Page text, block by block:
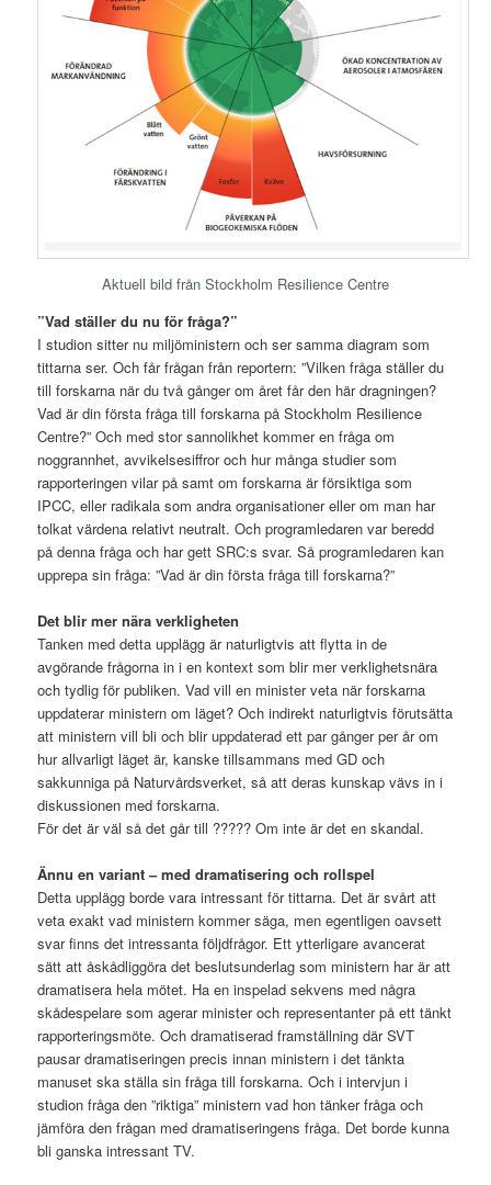
Aktuell bild från Stockholm Resilience Centre
”Vad ställer du nu för fråga?”
I studion sitter nu miljöministern och ser samma diagram som
tittarna ser. Och får frågan från reportern: ”Vilken fråga ställer du
till forskarna när du två gånger om året får den här dragningen?
Vad är din första fråga till forskarna på Stockholm Resilience
Centre?” Och med stor sannolikhet kommer en fråga om
noggrannhet, avvikelsesiffror och hur många studier som
rapporteringen vilar på samt om forskarna är försiktiga som
IPCC, eller radikala som andra organisationer eller om man har
tolkat värdena relativt neutralt. Och programledaren var beredd
på denna fråga och har gett SRC:s svar. Så programledaren kan
upprepa sin fråga: ”Vad är din första fråga till forskarna?”
Det blir mer nära verkligheten
Tanken med detta upplägg är naturligtvis att flytta in de
avgörande frågorna in i en kontext som blir mer verklighetsnära
och tydlig för publiken. Vad vill en minister veta när forskarna
uppdaterar ministern om läget? Och indirekt naturligtvis förutsätta
att ministern vill bli och blir uppdaterad ett par gånger per år om
hur allvarligt läget är, kanske tillsammans med GD och
sakkunniga på Naturvårdsverket, så att deras kunskap vävs in i
diskussionen med forskarna.
För det är väl så det går till ????? Om inte är det en skandal.
Ännu en variant – med dramatisering och rollspel
Detta upplägg borde vara intressant för tittarna. Det är svårt att
veta exakt vad ministern kommer säga, men egentligen oavsett
svar finns det intressanta följdfrågor. Ett ytterligare avancerat
sätt att åskådliggöra det beslutsunderlag som ministern har är att
dramatisera hela mötet. Ha en inspelad sekvens med några
skådespelare som agerar minister och representanter på ett tänkt
rapporteringsmöte. Och dramatiserad framställning där SVT
pausar dramatiseringen precis innan ministern i det tänkta
manuset ska ställa sin fråga till forskarna. Och i intervjun i
studion fråga den ”riktiga” ministern vad hon tänker fråga och
jämföra den frågan med dramatiseringens fråga. Det borde kunna
bli ganska intressant TV.